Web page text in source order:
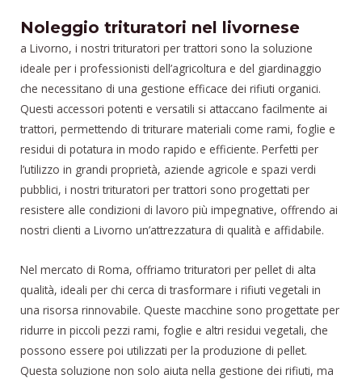
Noleggio trituratori nel livornese
a Livorno, i nostri trituratori per trattori sono la soluzione
ideale per i professionisti dell’agricoltura e del giardinaggio
che necessitano di una gestione efficace dei rifiuti organici.
Questi accessori potenti e versatili si attaccano facilmente ai
trattori, permettendo di triturare materiali come rami, foglie e
residui di potatura in modo rapido e efficiente. Perfetti per
l’utilizzo in grandi proprietà, aziende agricole e spazi verdi
pubblici, i nostri trituratori per trattori sono progettati per
resistere alle condizioni di lavoro più impegnative, offrendo ai
nostri clienti a Livorno un’attrezzatura di qualità e affidabile.
Nel mercato di Roma, offriamo trituratori per pellet di alta
qualità, ideali per chi cerca di trasformare i rifiuti vegetali in
una risorsa rinnovabile. Queste macchine sono progettate per
ridurre in piccoli pezzi rami, foglie e altri residui vegetali, che
possono essere poi utilizzati per la produzione di pellet.
Questa soluzione non solo aiuta nella gestione dei rifiuti, ma